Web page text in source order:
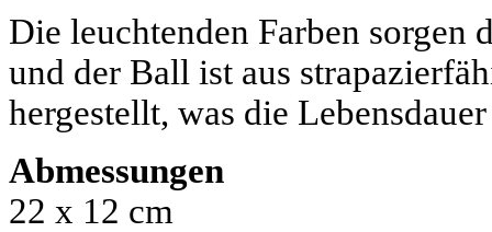
Die leuchtenden Farben sorgen
und der Ball ist aus
hergestellt, was die
Abmessungen
22 x 12 cm